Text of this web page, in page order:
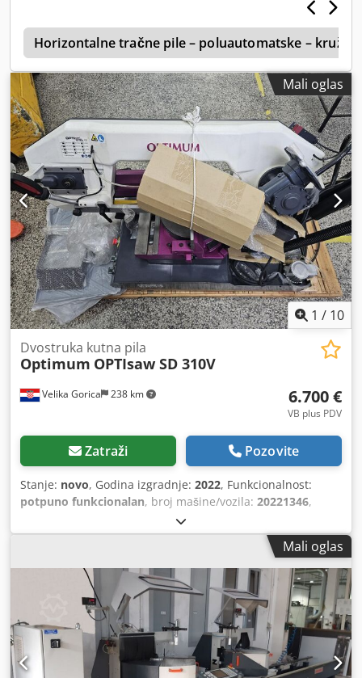
Horizontalne tračne pile – poluautomatske – kružni
Mali oglas
1 / 10
Velika Gorica 238 km
Dvostruka kutna pila
Optimum OPTIsaw SD 310V
6.700 €
VB plus PDV
Zatraži Pozovite
Stanje: novo, Godina izgradnje: 2022, Funkcionalnost:
potpuno funkcionalan, broj mašine/vozila: 20221346,
Mali oglas